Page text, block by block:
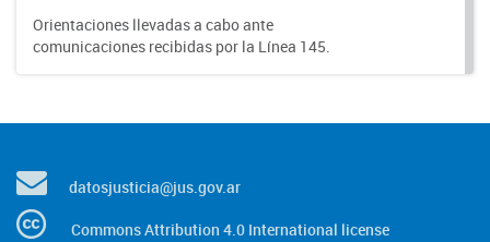
Orientaciones llevadas a cabo ante
comunicaciones recibidas por la Línea 145.
datosjusticia@jus.gov.ar
Commons Attribution 4.0 International license